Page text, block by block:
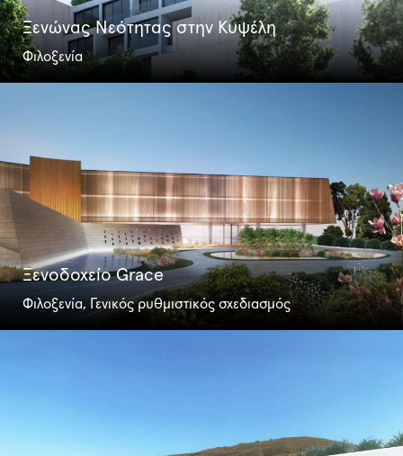
Ξενώνας Νεότητας στην Κυψέλη
Φιλοξενία
Ξενοδοχείο Grace
Φιλοξενία, Γενικός ρυθμιστικός σχεδιασμός